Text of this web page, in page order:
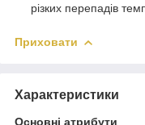
різких перепадів
Приховати
Характеристики
Основні атрибути